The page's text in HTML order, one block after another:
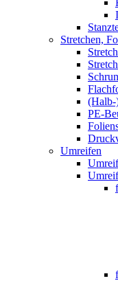
Stretchen,
(Halb-
PE-
Umreifen